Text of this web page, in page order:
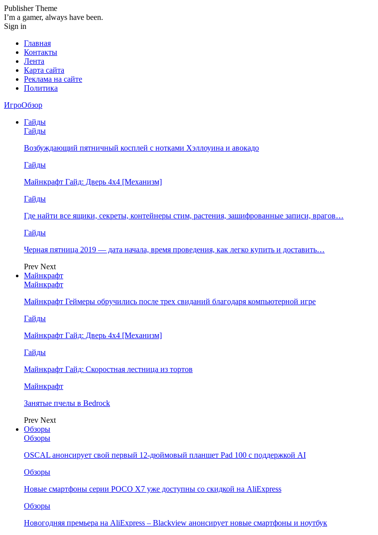
Publisher Theme
I’m a gamer, always have been.
Sign in
Главная
Контакты
Лента
Карта сайта
Реклама на сайте
Политика
ИгроОбзор
Гайды
Гайды
Возбуждающий пятничный косплей с нотками Хэллоуина и авокадо
Гайды
Майнкрафт Гайд: Дверь 4х4 [Механизм]
Гайды
Где найти все ящики, секреты, контейнеры стим, растения, зашифрованные записи, врагов…
Гайды
Черная пятница 2019 — дата начала, время проведения, как легко купить и доставить…
Prev Next
Майнкрафт
Майнкрафт
Майнкрафт Геймеры обручились после трех свиданий благодаря компьютерной игре
Гайды
Майнкрафт Гайд: Дверь 4х4 [Механизм]
Гайды
Майнкрафт Гайд: Скоростная лестница из тортов
Майнкрафт
Занятые пчелы в Bedrock
Prev Next
Обзоры
Обзоры
OSCAL анонсирует свой первый 12-дюймовый планшет Pad 100 с поддержкой AI
Обзоры
Новые смартфоны серии POCO X7 уже доступны со скидкой на AliExpress
Обзоры
Новогодняя премьера на AliExpress – Blackview анонсирует новые смартфоны и ноутбук